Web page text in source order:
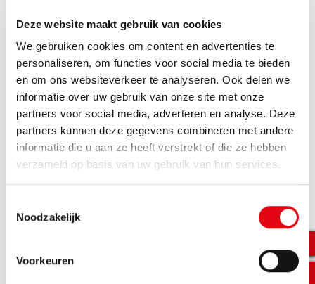
Deze website maakt gebruik van cookies
We gebruiken cookies om content en advertenties te
personaliseren, om functies voor social media te bieden
en om ons websiteverkeer te analyseren. Ook delen we
informatie over uw gebruik van onze site met onze
partners voor social media, adverteren en analyse. Deze
partners kunnen deze gegevens combineren met andere
informatie die u aan ze heeft verstrekt of die ze hebben
verzameld op basis van uw gebruik van hun services.
Noodzakelijk
Voorkeuren